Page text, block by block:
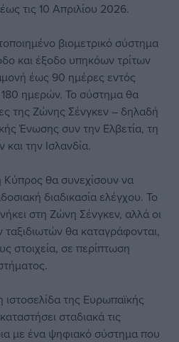
τις 10 Απριλίου 2026.
βιομετρικό σύστημα
και έξοδο υπηκόων τρίτων
έως 90 ημέρες εντός
ημερών. Το σύστημα θα
της Ζώνης Σένγκεν – δηλαδή
Ένωσης συν την Ελβετία, τη
και την Ισλανδία.
Κύπρος θα συνεχίσουν να
διαδικασία ελέγχου. Το
στη Ζώνη Σένγκεν, αλλά οι
ταξιδιωτών θα καταγράφονται,
στοιχεία, σε περίπτωση
της Ευρωπαϊκής
σταδιακά τις
με ένα ψηφιακό σύστημα που